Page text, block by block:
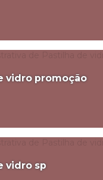
vidro promoção
vidro sp